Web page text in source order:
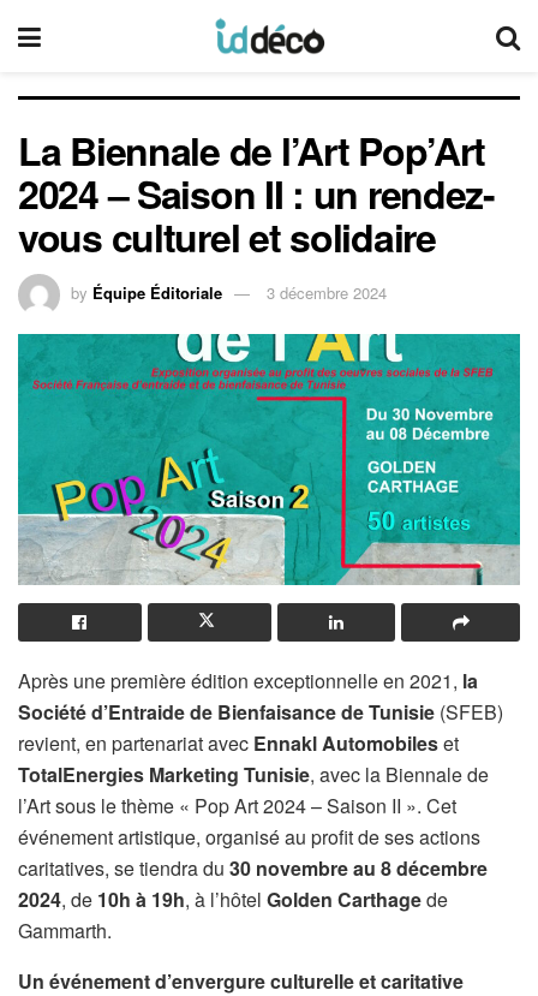
La Biennale de l’Art Pop’Art
2024 – Saison II : un rendez-
vous culturel et solidaire
by Équipe Éditoriale 3 décembre 2024
Après une première édition exceptionnelle en 2021, la
Société d’Entraide de Bienfaisance deTunisie (SFEB)
revient, en partenariat avec Ennakl Automobileset
TotalEnergies Marketing Tunisie, avec la Biennale de
l’Art sous le thème « Pop Art 2024 – Saison II ». Cet
événement artistique, organisé au profit de ses actions
caritatives, se tiendra du 30 novembre au 8 décembre
2024, de 10h à 19h, à l’hôtel Golden Carthagede
Gammarth.
Un événement d’envergure culturelle et caritative